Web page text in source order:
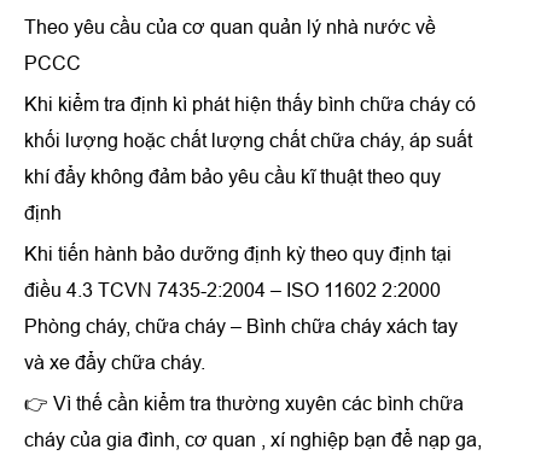
Theo yêu cầu của cơ quan quản lý nhà nước về
PCCC
Khi kiểm tra định kì phát hiện thấy bình chữa cháy có
khối lượng hoặc chất lượng chất chữa cháy, áp suất
khí đẩy không đảm bảo yêu cầu kĩ thuật theo quy
định
Khi tiến hành bảo dưỡng định kỳ theo quy định tại
điều 4.3 TCVN 7435-2:2004 – ISO 11602 2:2000
Phòng cháy, chữa cháy – Bình chữa cháy xách tay
và xe đẩy chữa cháy.
👉 Vì thế cần kiểm tra thường xuyên các bình chữa
cháy của gia đình, cơ quan , xí nghiệp bạn để nạp ga,